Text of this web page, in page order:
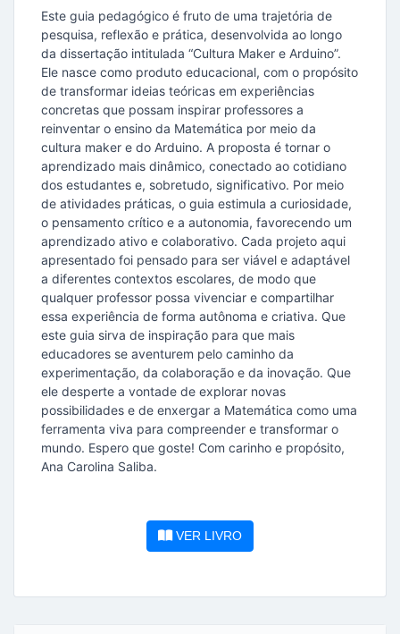
Este guia pedagógico é fruto de uma trajetória de
pesquisa, reflexão e prática, desenvolvida ao longo
da dissertação intitulada “Cultura Maker e Arduino”.
Ele nasce como produto educacional, com o propósito
de transformar ideias teóricas em experiências
concretas que possam inspirar professores a
reinventar o ensino da Matemática por meio da
cultura maker e do Arduino. A proposta é tornar o
aprendizado mais dinâmico, conectado ao cotidiano
dos estudantes e, sobretudo, significativo. Por meio
de atividades práticas, o guia estimula a curiosidade,
o pensamento crítico e a autonomia, favorecendo um
aprendizado ativo e colaborativo. Cada projeto aqui
apresentado foi pensado para ser viável e adaptável
a diferentes contextos escolares, de modo que
qualquer professor possa vivenciar e compartilhar
essa experiência de forma autônoma e criativa. Que
este guia sirva de inspiração para que mais
educadores se aventurem pelo caminho da
experimentação, da colaboração e da inovação. Que
ele desperte a vontade de explorar novas
possibilidades e de enxergar a Matemática como uma
ferramenta viva para compreender e transformar o
mundo. Espero que goste! Com carinho e propósito,
Ana Carolina Saliba.
VER LIVRO